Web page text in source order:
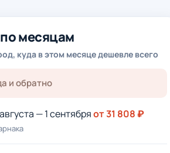
месяцам
куда в этом месяце дешевле всего
и обратно
— 1 сентябряот 31 808 ₽